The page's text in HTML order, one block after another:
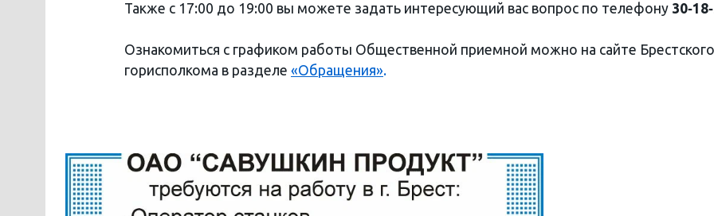
Также с 17:00 до 19:00 вы можете задать интересующий вас вопрос по телефону
Ознакомиться с графиком работы Общественной приемной можно на сайте Брестского
горисполкома в разделе «Обращения».